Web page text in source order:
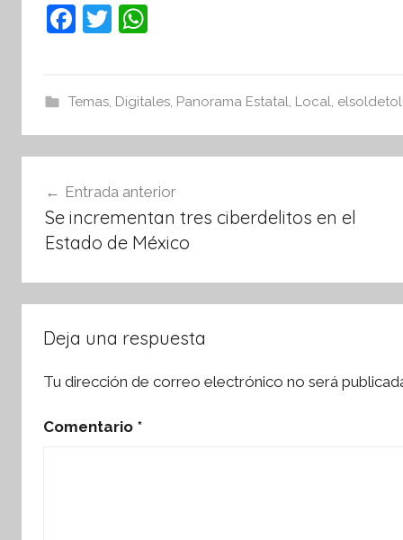
F
e
b
o
o
k
T
er s
A
p
p
Temas, Digitales, Panorama Estatal, Local,
de
entradas
Entrada anterior
Se incrementan tres ciberdelitos en el
Estado de México
Deja una respuesta
Tu dirección de correo electrónico no será
Comentario *